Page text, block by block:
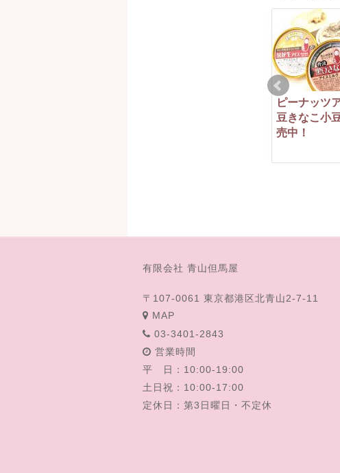
ピーナッツ
豆きなこ小
売中！
2011-12-26 2018-11-08
有限会社 青山但馬屋
〒107-0061 東京都港区北青山2-7-11
MAP
03-3401-2843
営業時間
平 日：10:00-19:00
土日祝：10:00-17:00
定休日：第3日曜日・不定休